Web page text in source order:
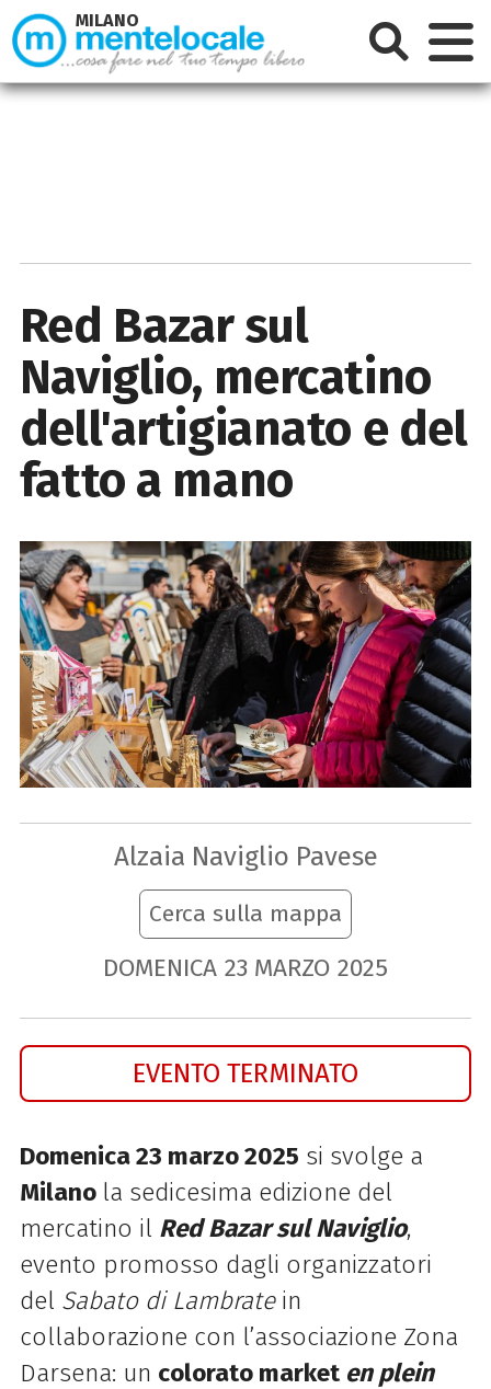
Red Bazar sul
Naviglio, mercatino
dell'artigianato e del
fatto a mano
Alzaia Naviglio Pavese
Cerca sulla mappa
DOMENICA 23 MARZO 2025
EVENTO TERMINATO
Domenica 23 marzo 2025 si svolge a
Milano la sedicesima edizione del
mercatino il Red Bazar sul Naviglio,
evento promosso dagli organizzatori
del Sabato di Lambratein
collaborazione con l’associazione Zona
Darsena: un colorato market en plein
MILANO